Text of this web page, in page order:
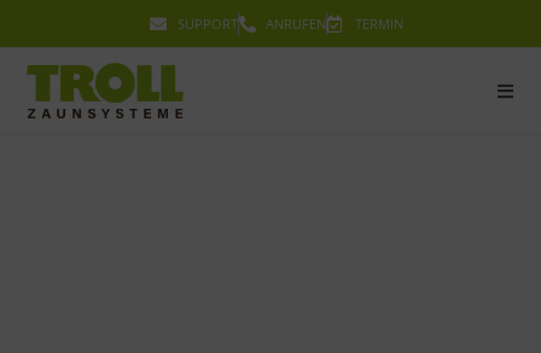
SUPPORT ANRUFEN TERMIN